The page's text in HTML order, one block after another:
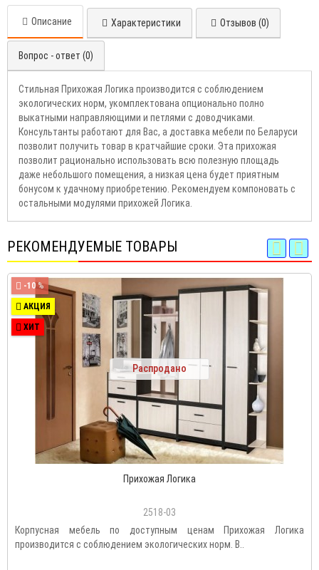
Описание Характеристики Отзывов (0)
Вопрос - ответ (0)
Стильная Прихожая Логика производится с соблюдением
экологических норм, укомплектована опционально полно
выкатными направляющими и петлями с доводчиками.
Консультанты работают для Вас, а доставка мебели по Беларуси
позволит получить товар в кратчайшие сроки. Эта прихожая
позволит рационально использовать всю полезную площадь
даже небольшого помещения, а низкая цена будет приятным
бонусом к удачному приобретению. Рекомендуем компоновать с
остальными модулями прихожей Логика.
РЕКОМЕНДУЕМЫЕ ТОВАРЫ
-10 %
АКЦИЯ
ХИТ
Распродано
Прихожая Логика
2518-03
Корпусная мебель по доступным ценам Прихожая Логика
производится с соблюдением экологических норм. В..